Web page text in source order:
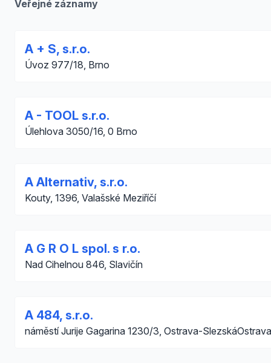
Veřejné záznamy
A + S, s.r.o.
Úvoz 977/18, Brno
A - TOOL s.r.o.
Úlehlova 3050/16, 0 Brno
A Alternativ, s.r.o.
Kouty, 1396, Valašské Meziříčí
A G R O L spol. s r.o.
Nad Cihelnou 846, Slavičín
A 484, s.r.o.
náměstí Jurije Gagarina 1230/3, Ostrava-SlezskáOstrava